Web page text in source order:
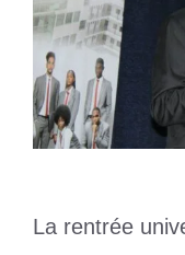
La rentrée